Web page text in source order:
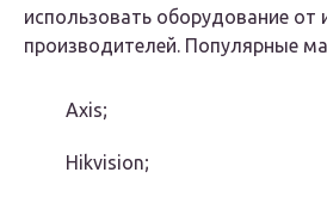
использовать оборудование от
производителей. Популярные
Axis;
Hikvision;